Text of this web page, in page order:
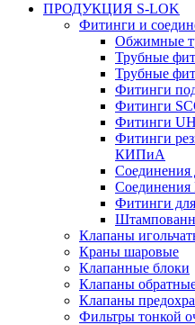
ПРОДУКЦИЯ S-LOK
Фитинги и
Обжимные
Трубные
Трубные
Фитинги
Фитинги
Фитинги
Фитинги
КИПиА
Соединения
Соединения
Фитинги
Клапаны
Краны шаровые
Клапанные блоки
Клапаны
Клапаны
Фильтры тонкой